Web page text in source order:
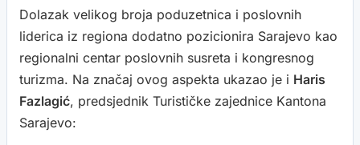
Dolazak velikog broja poduzetnica i poslovnih
liderica iz regiona dodatno pozicionira Sarajevo kao
regionalni centar poslovnih susreta i kongresnog
turizma. Na značaj ovog aspekta ukazao je i Haris
Fazlagić, predsjednik Turističke zajednice Kantona
Sarajevo: